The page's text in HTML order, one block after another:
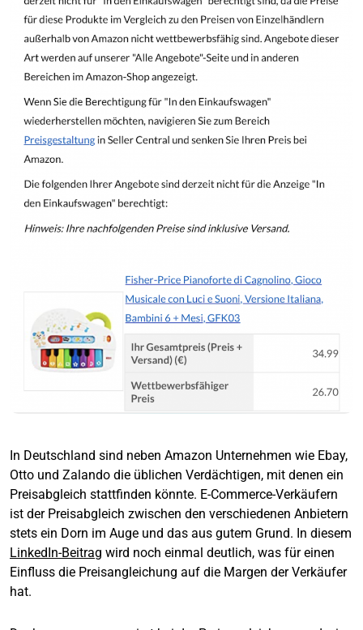
In Deutschland sind neben Amazon Unternehmen wie Ebay,
Otto und Zalando die üblichen Verdächtigen, mit denen ein
Preisabgleich stattfinden könnte. E-Commerce-Verkäufern
ist der Preisabgleich zwischen den verschiedenen Anbietern
stets ein Dorn im Auge und das aus gutem Grund. In diesem
LinkedIn-Beitrag wird noch einmal deutlich, was für einen
Einfluss die Preisangleichung auf die Margen der Verkäufer
hat.